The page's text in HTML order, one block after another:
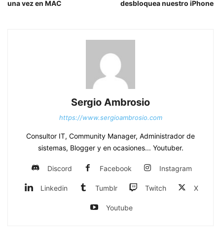
una vez en MAC
desbloquea nuestro iPhone
Sergio Ambrosio
https://www.sergioambrosio.com
Consultor IT, Community Manager, Administrador de
sistemas, Blogger y en ocasiones... Youtuber.
Discord Facebook Instagram
Linkedin Tumblr Twitch X
Youtube